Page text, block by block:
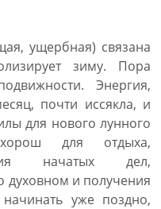
ущербная) связана
зиму. Пора
Энергия,
почти иссякла, и
для нового лунного
для отдыха,
начатых дел,
и получения
уже поздно,